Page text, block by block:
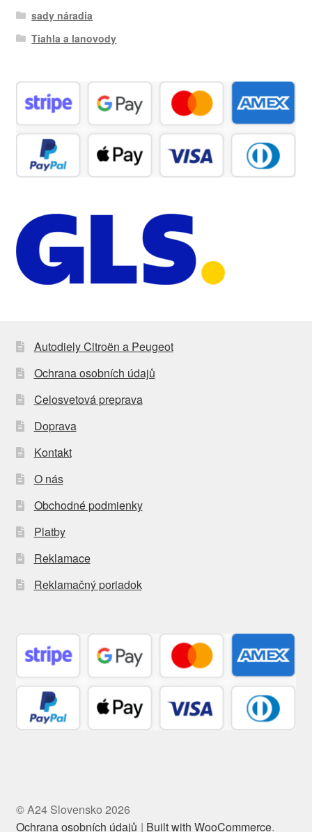
sady náradia
Tiahla a lanovody
Autodiely Citroën a Peugeot
Ochrana osobních údajů
Celosvetová preprava
Doprava
Kontakt
O nás
Obchodné podmienky
Platby
Reklamace
Reklamačný poriadok
© A24 Slovensko 2026
Ochrana osobních údajů
Built with WooCommerce.